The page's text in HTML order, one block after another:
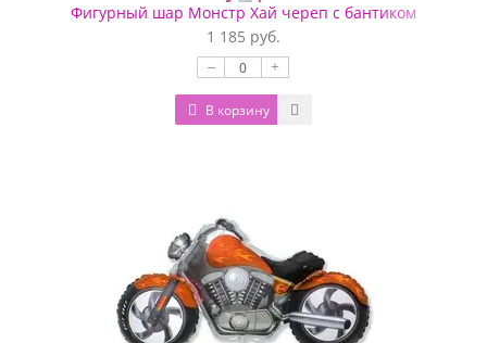
Фигурный шар Монстр Хай череп с бантиком
1 185 руб.
– +
В корзину